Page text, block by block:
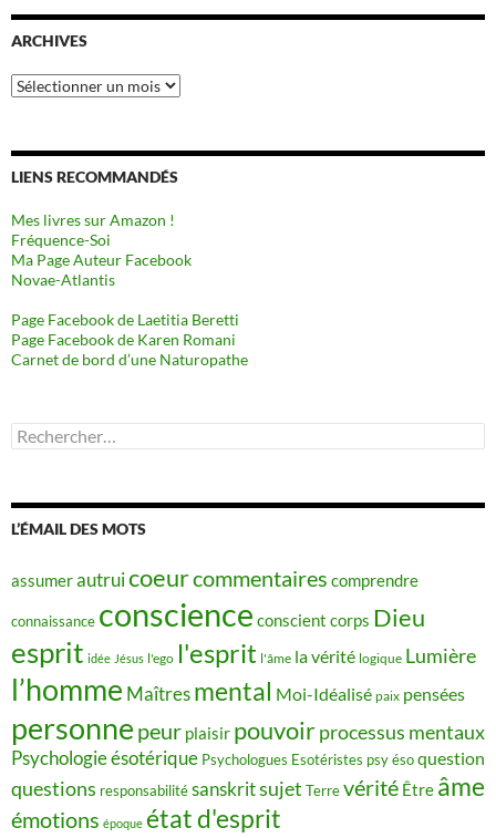
ARCHIVES
Archives
LIENS RECOMMANDÉS
Mes livres sur Amazon !
Fréquence-Soi
Ma Page Auteur Facebook
Novae-Atlantis
Page Facebook de Laetitia Beretti
Page Facebook de Karen Romani
Carnet de bord d’une Naturopathe
Rechercher :
L’ÉMAIL DES MOTS
assumerautruicoeurcommentaires comprendre
connaissance conscience conscient corps Dieu
esprit idée Jésus l'ego l'esprit l'âme la vérité logique Lumière
l’homme Maîtres mental Moi-Idéalisé paix pensées
personne peur plaisir pouvoirprocessus mentaux
Psychologie ésotérique Psychologues Esotéristes psy ésoquestion
questions responsabilitésanskritsujet Terrevérité Être âme
émotions époque état d'esprit